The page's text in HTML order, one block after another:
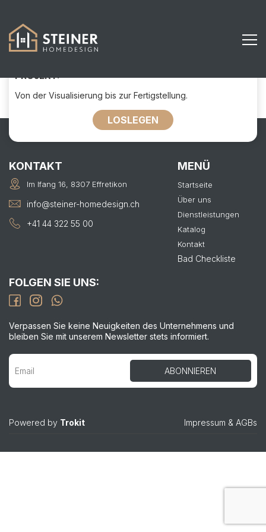
PROJEKT:
Von der Visualisierung bis zur Fertigstellung.
LOSLEGEN
KONTAKT
Im Ifang 16, 8307 Effretikon
info@steiner-homedesign.ch
+41 44 322 55 00
MENÜ
Startseite
Über uns
Dienstleistungen
Katalog
Kontakt
Bad Checkliste
FOLGEN SIE UNS:
Verpassen Sie keine Neuigkeiten des Unternehmens und
bleiben Sie mit unserem Newsletter stets informiert.
Powered by Trokit Impressum & AGBs